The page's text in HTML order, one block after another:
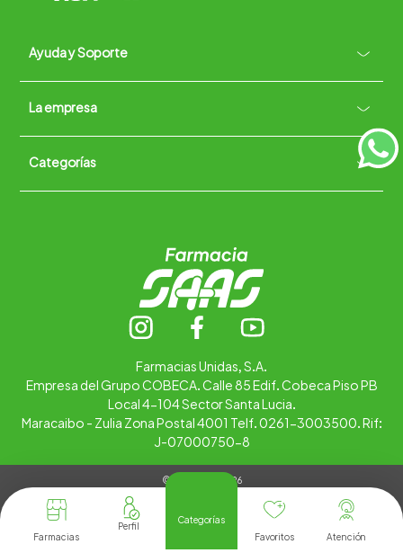
Farmacias
Categorías
Favoritos
Atención
Ayuda y Soporte +
Contacto vía WhatsApp
Términos y condiciones
La empresa +
Quiénes somos
Trabaja con nosotros
Categorías +
Farmacias Unidas, S.A.
Empresa del Grupo COBECA. Calle 85 Edif. Cobeca Piso PB
Local 4-104 Sector Santa Lucia.
Maracaibo - Zulia Zona Postal 4001 Telf. 0261-3003500. Rif:
J-07000750-8
© Copyright 2026
Tienda Virtual desarrollada por